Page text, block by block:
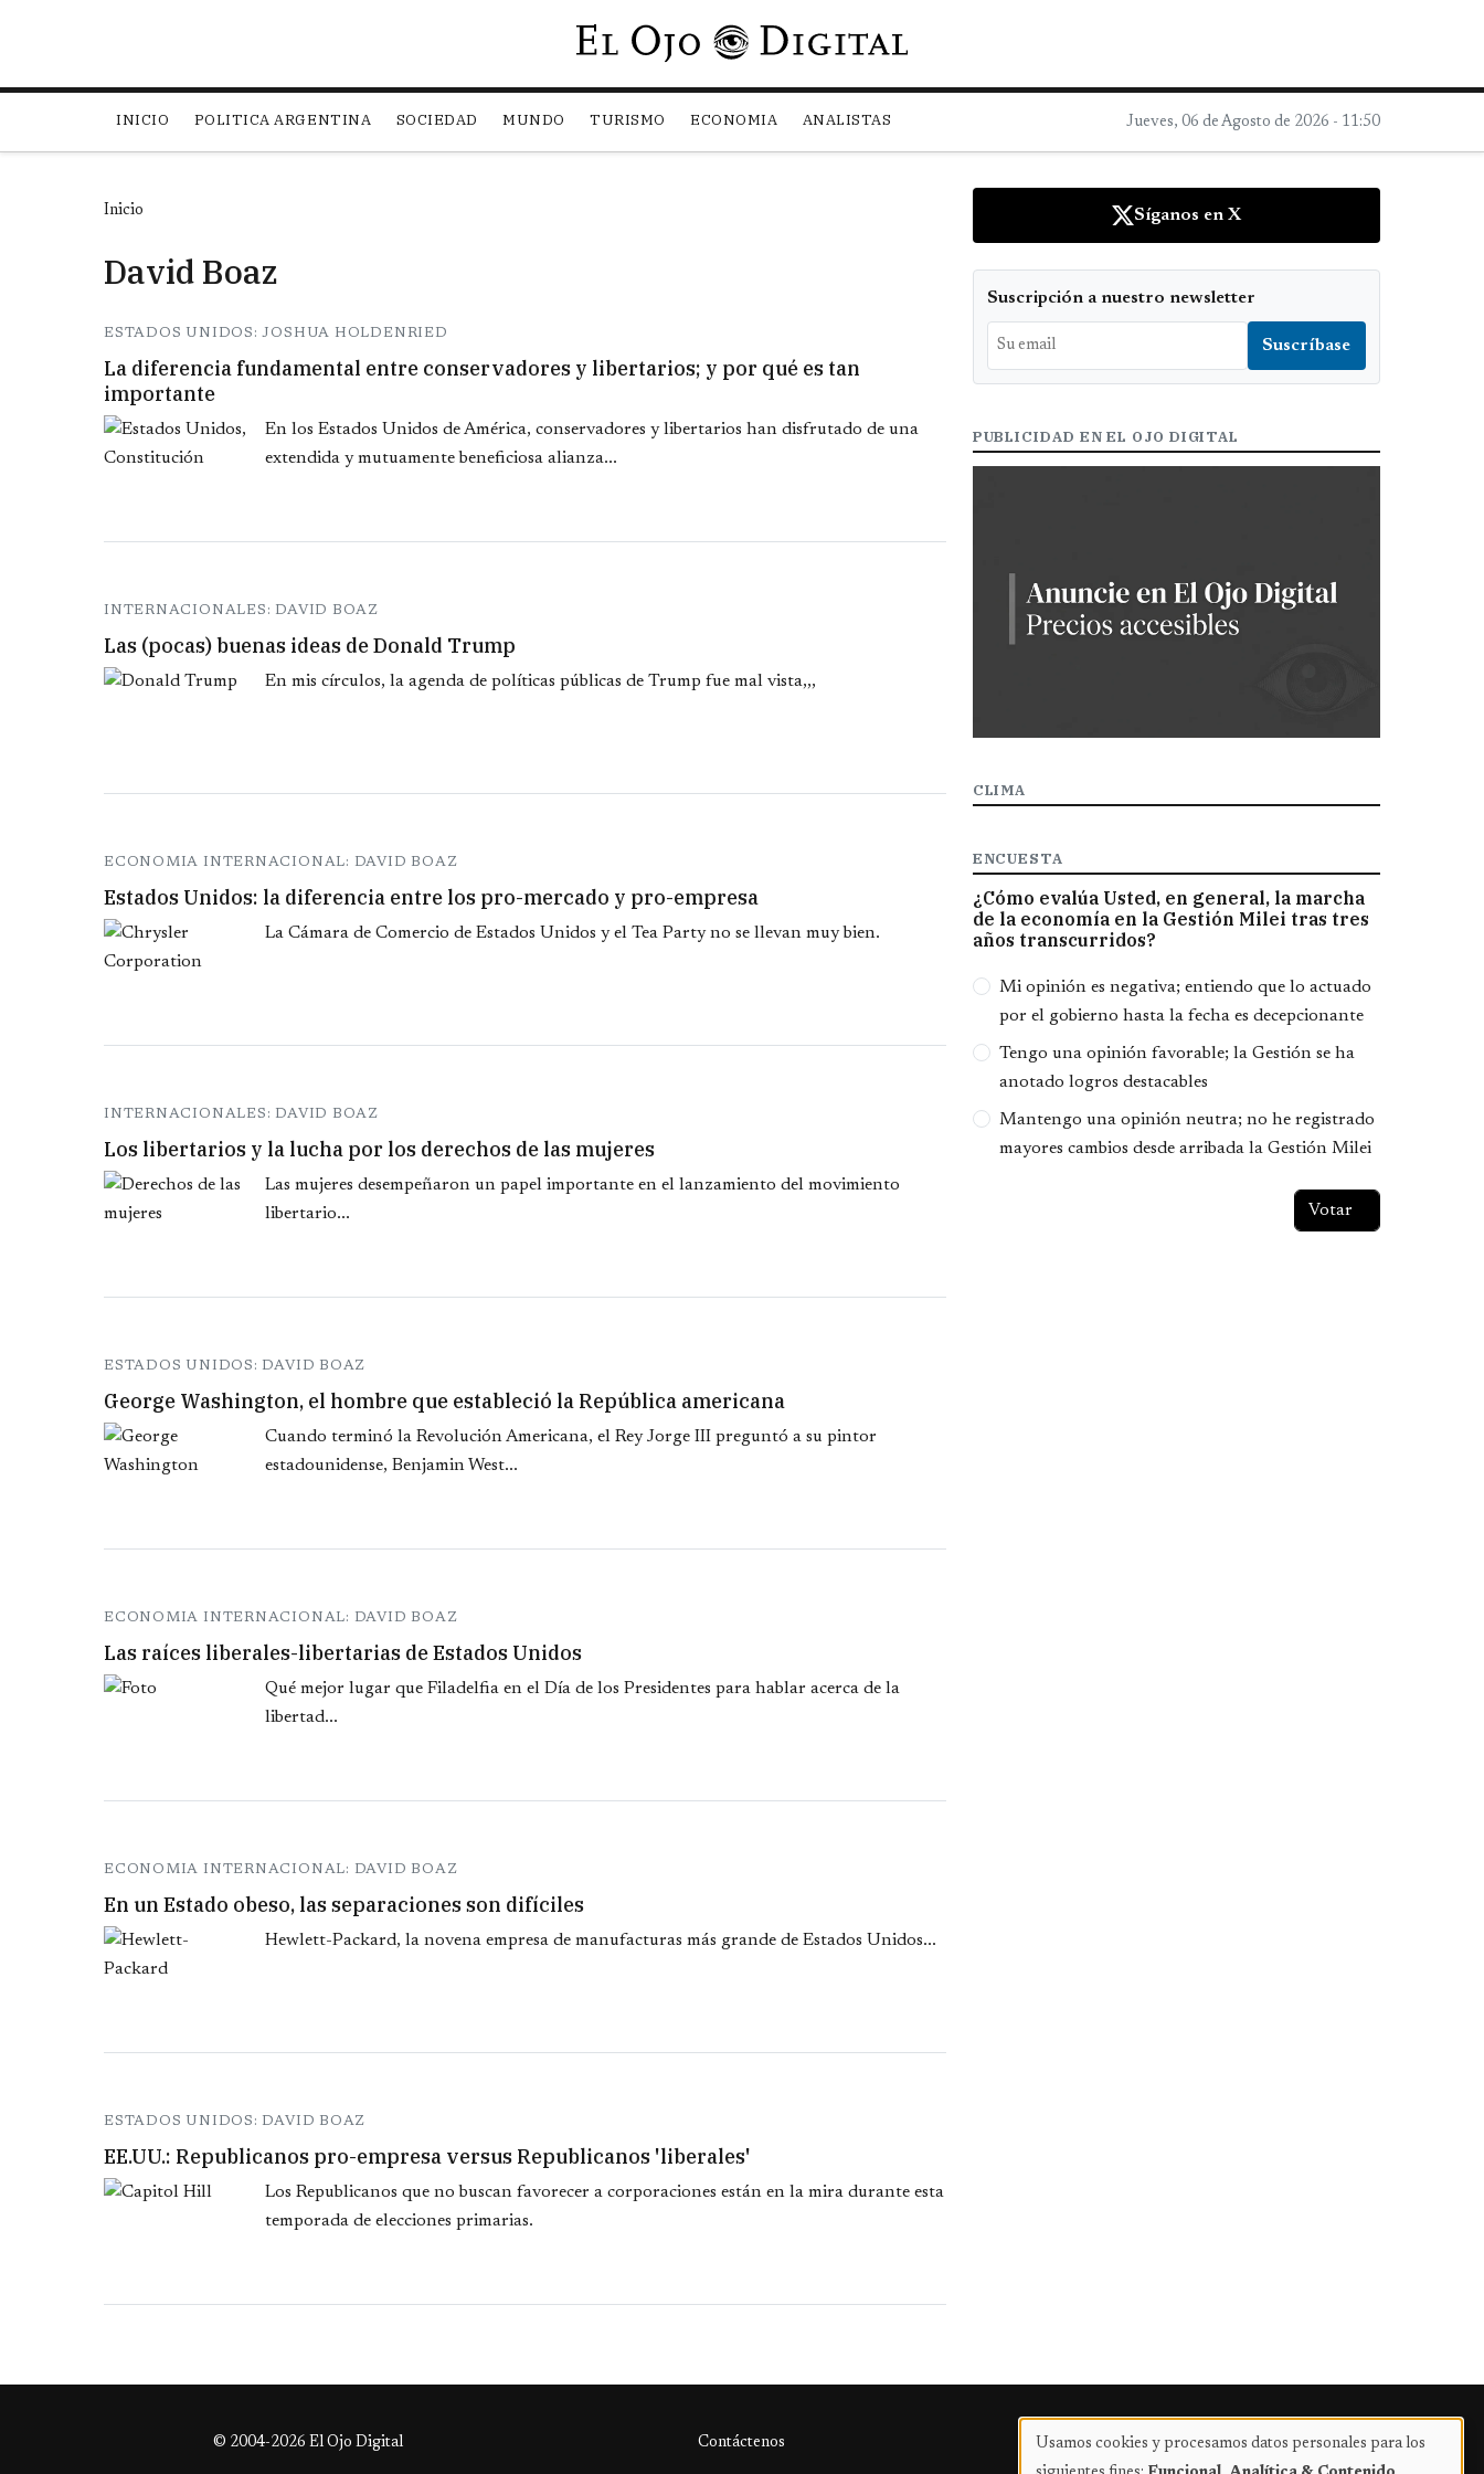
Pasar al contenido principal
INICIO POLITICA ARGENTINA SOCIEDAD MUNDO TURISMO ECONOMIA ANALISTAS Jueves, 06 de Agosto de 2026 - 11:50
Inicio
David Boaz
ESTADOS UNIDOS: JOSHUA HOLDENRIED
La diferencia fundamental entre conservadores y libertarios; y por qué es tan
importante
En los Estados Unidos de América, conservadores y libertarios han disfrutado de una
extendida y mutuamente beneficiosa alianza...
INTERNACIONALES: DAVID BOAZ
Las (pocas) buenas ideas de Donald Trump
En mis círculos, la agenda de políticas públicas de Trump fue mal vista,,,
ECONOMIA INTERNACIONAL: DAVID BOAZ
Estados Unidos: la diferencia entre los pro-mercado y pro-empresa
La Cámara de Comercio de Estados Unidos y el Tea Party no se llevan muy bien.
INTERNACIONALES: DAVID BOAZ
Los libertarios y la lucha por los derechos de las mujeres
Las mujeres desempeñaron un papel importante en el lanzamiento del movimiento
libertario...
ESTADOS UNIDOS: DAVID BOAZ
George Washington, el hombre que estableció la República americana
Cuando terminó la Revolución Americana, el Rey Jorge III preguntó a su pintor
estadounidense, Benjamin West...
ECONOMIA INTERNACIONAL: DAVID BOAZ
Las raíces liberales-libertarias de Estados Unidos
Qué mejor lugar que Filadelfia en el Día de los Presidentes para hablar acerca de la
libertad...
ECONOMIA INTERNACIONAL: DAVID BOAZ
En un Estado obeso, las separaciones son difíciles
Hewlett-Packard, la novena empresa de manufacturas más grande de Estados Unidos...
ESTADOS UNIDOS: DAVID BOAZ
EE.UU.: Republicanos pro-empresa versus Republicanos 'liberales'
Los Republicanos que no buscan favorecer a corporaciones están en la mira durante esta
temporada de elecciones primarias.
Síganos en X
Suscripción a nuestro newsletter
PUBLICIDAD EN EL OJO DIGITAL
CLIMA
ENCUESTA
¿Cómo evalúa Usted, en general, la marcha
de la economía en la Gestión Milei tras tres
años transcurridos?
Opciones
Mi opinión es negativa; entiendo que lo actuado
por el gobierno hasta la fecha es decepcionante
Tengo una opinión favorable; la Gestión se ha
anotado logros destacables
Mantengo una opinión neutra; no he registrado
mayores cambios desde arribada la Gestión Milei
© 2004-2026 El Ojo Digital Contáctenos Publicidad
Uso
Usamos cookies y procesamos datos personales para los